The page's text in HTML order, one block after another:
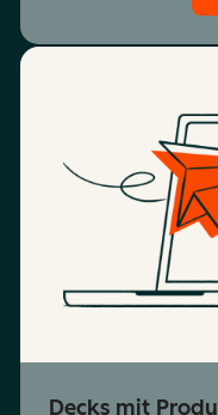
Decks mit